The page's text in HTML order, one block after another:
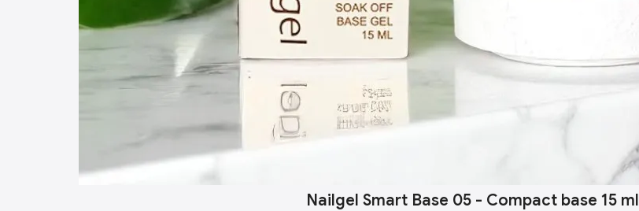
Nailgel Smart Base 05 - Compact base 15 ml